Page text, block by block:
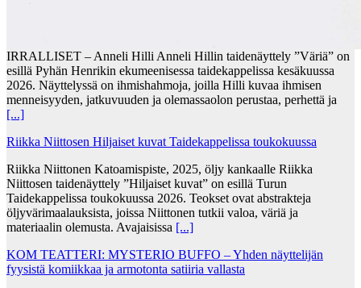
IRRALLISET – Anneli Hilli Anneli Hillin taidenäyttely ”Väriä” on
esillä Pyhän Henrikin ekumeenisessa taidekappelissa kesäkuussa
2026. Näyttelyssä on ihmishahmoja, joilla Hilli kuvaa ihmisen
menneisyyden, jatkuvuuden ja olemassaolon perustaa, perhettä ja
[...]
Riikka Niittosen Hiljaiset kuvat Taidekappelissa toukokuussa
Riikka Niittonen Katoamispiste, 2025, öljy kankaalle Riikka
Niittosen taidenäyttely ”Hiljaiset kuvat” on esillä Turun
Taidekappelissa toukokuussa 2026. Teokset ovat abstrakteja
öljyvärimaalauksista, joissa Niittonen tutkii valoa, väriä ja
materiaalin olemusta. Avajaisissa [...]
KOM TEATTERI: MYSTERIO BUFFO – Yhden näyttelijän
fyysistä komiikkaa ja armotonta satiiria vallasta